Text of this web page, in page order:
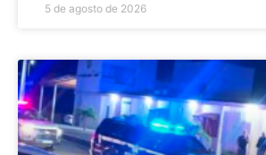
5 de agosto de 2026